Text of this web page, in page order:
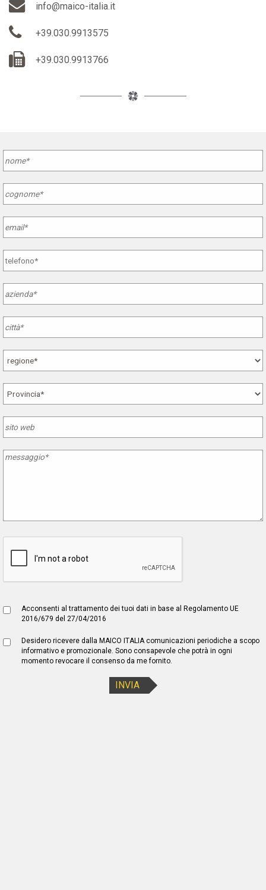
info@maico-italia.it
+39.030.9913575
+39.030.9913766
Acconsenti al trattamento dei tuoi dati in base al Regolamento UE
2016/679 del 27/04/2016
Desidero ricevere dalla MAICO ITALIA comunicazioni periodiche a scopo
informativo e promozionale. Sono consapevole che potrà in ogni
momento revocare il consenso da me fornito.